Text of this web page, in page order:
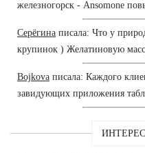
железногорск - Ansomone
Серёгина писала: Что у
крупинок ) Желатиновую
Bojkova писала: Каждого
завидующих приложения